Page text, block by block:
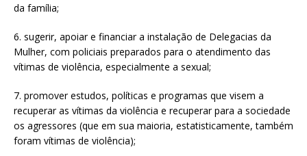
da família;
6. sugerir, apoiar e financiar a instalação de Delegacias da
Mulher, com policiais preparados para o atendimento das
vítimas de violência, especialmente a sexual;
7. promover estudos, políticas e programas que visem a
recuperar as vítimas da violência e recuperar para a sociedade
os agressores (que em sua maioria, estatisticamente, também
foram vítimas de violência);